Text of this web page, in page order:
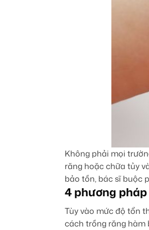
Không phải mọi
răng hoặc chữa tủy
bảo tồn, bác sĩ buộc
4 phương
Tùy vào mức độ tổn
cách trồng răng hàm